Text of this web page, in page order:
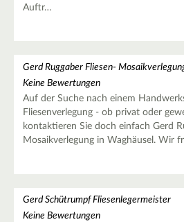
Auftr…
Gerd Ruggaber Fliesen-
Keine Bewertungen
Auf der Suche nach einem
Fliesenverlegung - ob privat oder
kontaktieren Sie doch einfach Gerd
Mosaikverlegung in Waghäusel. Wir
Gerd Schütrumpf Fliesenlegermeister
Keine Bewertungen